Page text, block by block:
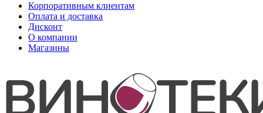
Корпоративным клиентам
Оплата и доставка
Дисконт
О компании
Магазины